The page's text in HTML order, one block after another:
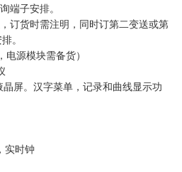
端子安排。
订货时需注明，同时订第二变送或第
。
电源模块需备货）
屏。汉字菜单，记录和曲线显示功
实时钟